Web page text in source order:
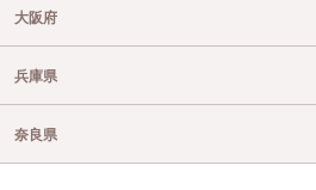
大阪府
兵庫県
奈良県